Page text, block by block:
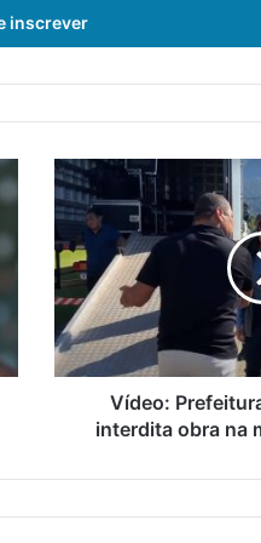
V
í
d
e
o
:
P
r
e
t
Vídeo:
interdita obra na